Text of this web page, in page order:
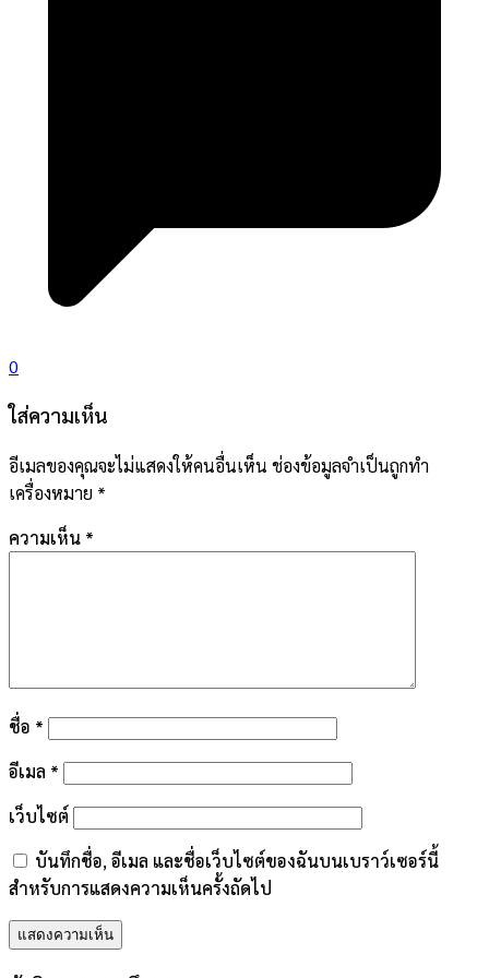
0
ใส่ความเห็น
อีเมลของคุณจะไม่แสดงให้คนอื่นเห็น ช่องข้อมูลจำเป็นถูกทำ
เครื่องหมาย *
ความเห็น *
ชื่อ *
อีเมล *
เว็บไซต์
บันทึกชื่อ, อีเมล และชื่อเว็บไซต์ของฉันบนเบราว์เซอร์นี้
สำหรับการแสดงความเห็นครั้งถัดไป